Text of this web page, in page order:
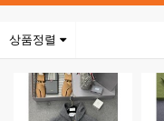
상품정렬